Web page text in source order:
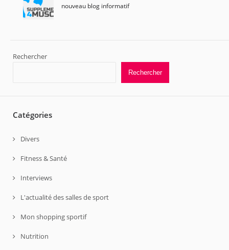
nouveau blog informatif
Rechercher
Rechercher
Catégories
Divers
Fitness & Santé
Interviews
L'actualité des salles de sport
Mon shopping sportif
Nutrition